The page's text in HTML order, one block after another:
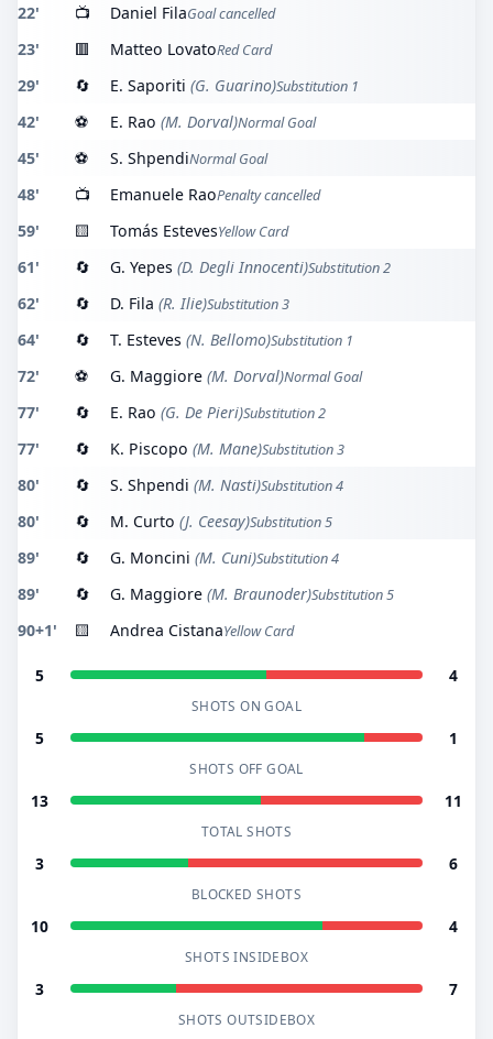
22' 📺 Daniel FilaGoal cancelled
23' 🟥 Matteo LovatoRed Card
29' 🔄 E. Saporiti (G. Guarino)Substitution 1
42' ⚽ E. Rao (M. Dorval)Normal Goal
45' ⚽ S. ShpendiNormal Goal
48' 📺 Emanuele RaoPenalty cancelled
59' 🟨 Tomás EstevesYellow Card
61' 🔄 G. Yepes (D. Degli Innocenti)Substitution 2
62' 🔄 D. Fila (R. Ilie)Substitution 3
64' 🔄 T. Esteves (N. Bellomo)Substitution 1
72' ⚽ G. Maggiore (M. Dorval)Normal Goal
77' 🔄 E. Rao (G. De Pieri)Substitution 2
77' 🔄 K. Piscopo (M. Mane)Substitution 3
80' 🔄 S. Shpendi (M. Nasti)Substitution 4
80' 🔄 M. Curto (J. Ceesay)Substitution 5
89' 🔄 G. Moncini (M. Cuni)Substitution 4
89' 🔄 G. Maggiore (M. Braunoder)Substitution 5
90+1' 🟨 Andrea CistanaYellow Card
5 4
SHOTS ON GOAL
5 1
SHOTS OFF GOAL
13 11
TOTAL SHOTS
3 6
BLOCKED SHOTS
10 4
SHOTS INSIDEBOX
3 7
SHOTS OUTSIDEBOX